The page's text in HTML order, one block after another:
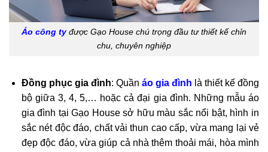
Áo công tyđược Gạo House chú trọng đầu tư thiết kế chỉn
chu, chuyên nghiệp
Đồng phục gia đình: Quần áo gia đình là thiết kế đồng
bộ giữa 3, 4, 5,… hoặc cả đại gia đình. Những mẫu áo
gia đình tại Gạo House sở hữu màu sắc nổi bật, hình in
sắc nét độc đáo, chất vải thun cao cấp, vừa mang lại vẻ
đẹp độc đáo, vừa giúp cả nhà thêm thoải mái, hòa mình